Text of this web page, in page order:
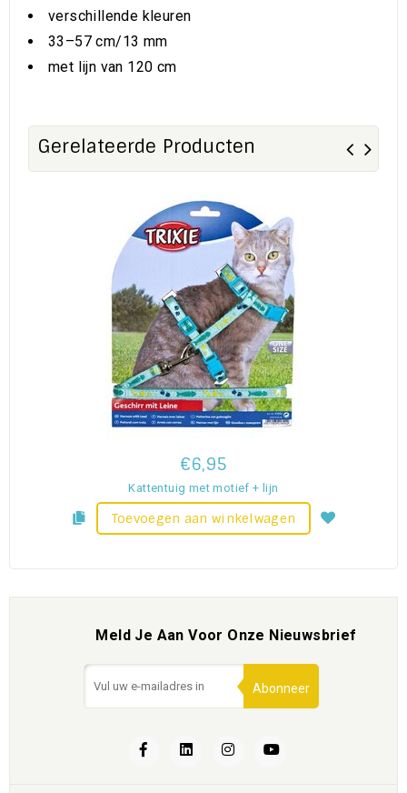
verschillende kleuren
33–57 cm/13 mm
met lijn van 120 cm
Gerelateerde Producten
€6,95
Kattentuig met motief + lijn
Toevoegen aan winkelwagen
Meld Je Aan Voor Onze Nieuwsbrief
Abonneer